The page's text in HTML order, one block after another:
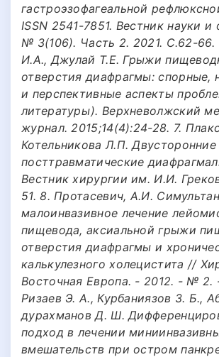
гастроэзофагеальной
ISSN 2541-7851. Вестник науки и
№ 3(106). Часть 2. 2021. С.62-66.
И.А., Джулай Т.Е. Грыжи
отверстия диафрагмы: спорные,
и перспективные аспекты
литературы). Верхневолжский
журнал. 2015;14(4):24-28. 7.
Котельникова Л.П. Двусторонние
посттравматические
Вестник хирургии им. И.И.
51. 8. Протасевич, А.И.
малоинвазивное лечение
пищевода, аксиальной грыжи
отверстия диафрагмы и
калькулезного холецистита //
Восточная Европа. - 2012. - № 2.
Ризаев Э. А., Курбаниязов З. Б.,
дурахманов Д. Ш.
подход в лечении
вмешательств при остром